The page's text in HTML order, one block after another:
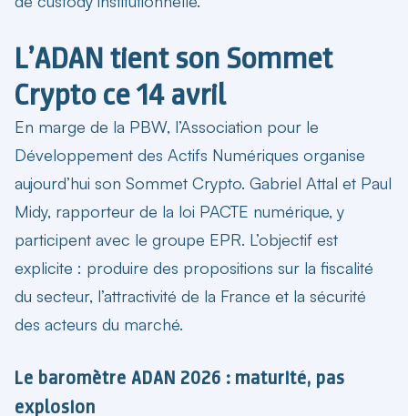
L’ADAN tient son Sommet
Crypto ce 14 avril
En marge de la PBW, l’Association pour le
Développement des Actifs Numériques organise
aujourd’hui son Sommet Crypto. Gabriel Attal et Paul
Midy, rapporteur de la loi PACTE numérique, y
participent avec le groupe EPR. L’objectif est
explicite : produire des propositions sur la fiscalité
du secteur, l’attractivité de la France et la sécurité
des acteurs du marché.
Le baromètre ADAN 2026 : maturité, pas
explosion